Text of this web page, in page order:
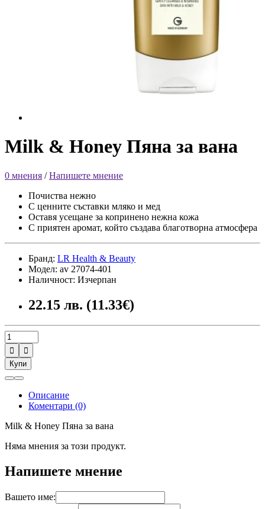
Milk & Honey Пяна за вана
0 мнения /Напишете мнение
Почиства нежно
С ценните съставки мляко и мед
Оставя усещане за копринено нежна кожа
С приятен аромат, който създава благотворна атмосфера
Бранд: LR Health & Beauty
Модел: av 27074-401
Наличност: Изчерпан
22.15 лв. (11.33€)


Купи
Описание
Коментари (0)
Milk & Honey Пяна за вана
Няма мнения за този продукт.
Напишете мнение
Вашето име: